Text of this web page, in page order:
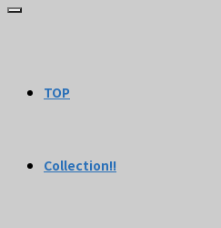
TOP
Collection!!